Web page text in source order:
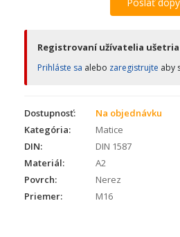
Registrovaní užívatelia ušetria
Prihláste sa alebo zaregistrujte aby
Dostupnosť:
Na objednávku
Kategória:
Matice
DIN:
DIN 1587
Materiál:
A2
Povrch:
Nerez
Priemer:
M16